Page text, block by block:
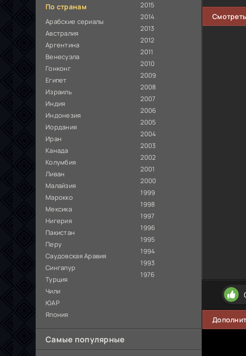
По странам
Арабские сериалы
Австралия
Аргентина
Венесуэла
Гонконг
Египет
Израиль
Индия
Индонезия
Иордания
Иран
Канада
Колумбия
Ливан
Малайзия
Марокко
Мексика
Нигерия
Пакистан
Перу
Саудовская Аравия
Сингапур
Турция
Чили
ЮАР
Япония
2015
2014
2013
2012
2011
2010
2009
2008
2007
2006
2005
2004
2003
2002
2001
2000
1999
1998
1997
1996
1995
1994
1993
1976
Самые популярные